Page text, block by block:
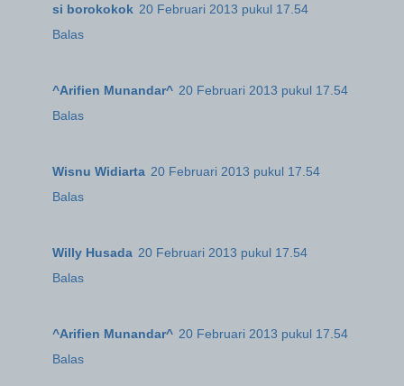
si borokokok 20 Februari 2013 pukul 17.54
Balas
^Arifien Munandar^ 20 Februari 2013 pukul 17.54
Balas
Wisnu Widiarta 20 Februari 2013 pukul 17.54
Balas
Willy Husada 20 Februari 2013 pukul 17.54
Balas
^Arifien Munandar^ 20 Februari 2013 pukul 17.54
Balas